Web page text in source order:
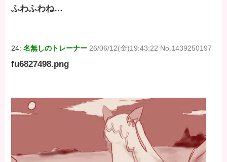
ふわふわね…
24:名無しのトレーナー 26/06/12(金)19:43:22 No.1439250197
fu6827498.png